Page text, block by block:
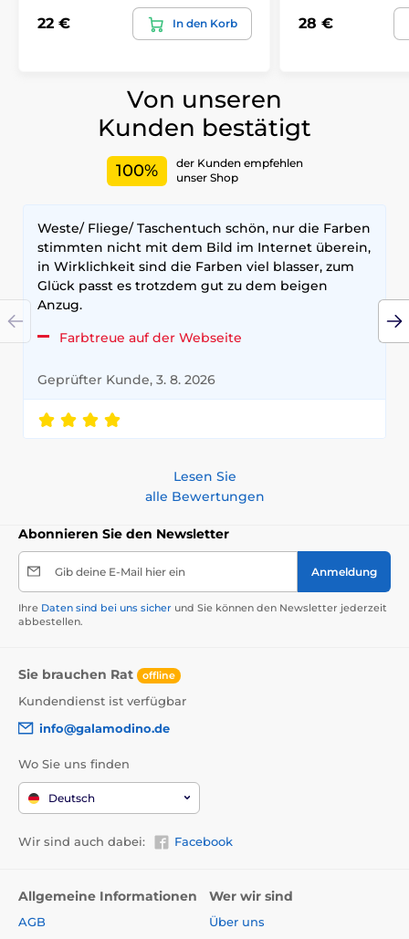
22 € In den Korb 28 €
Von unseren
Kunden bestätigt
100%
der Kunden empfehlen
unser Shop
Weste/ Fliege/ Taschentuch schön, nur die Farben
stimmten nicht mit dem Bild im Internet überein,
in Wirklichkeit sind die Farben viel blasser, zum
Glück passt es trotzdem gut zu dem beigen
Anzug.
Farbtreue auf der Webseite
Geprüfter Kunde, 3. 8. 2026
Lesen Sie
alle Bewertungen
Abonnieren Sie den Newsletter
Gib deine E-Mail hier ein Anmeldung
Ihre Daten sind bei uns sicher und Sie können den Newsletter jederzeit
abbestellen.
Sie brauchen Rat offline
Kundendienst ist verfügbar
info@galamodino.de
Wo Sie uns finden
Deutsch
Wir sind auch dabei: Facebook
Allgemeine Informationen
AGB
Wer wir sind
Über uns